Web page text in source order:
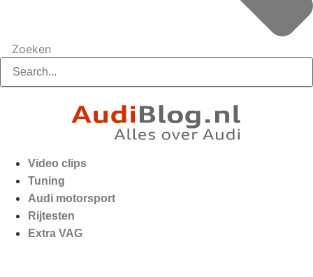
Zoeken
Video clips
Tuning
Audi motorsport
Rijtesten
Extra VAG